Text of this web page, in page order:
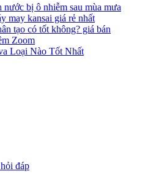
bị ô nhiễm sau mùa mưa
may kansai giá rẻ nhất
tạo có tốt không? giá bán
Zoom
Loại Nào Tốt Nhất
đáp